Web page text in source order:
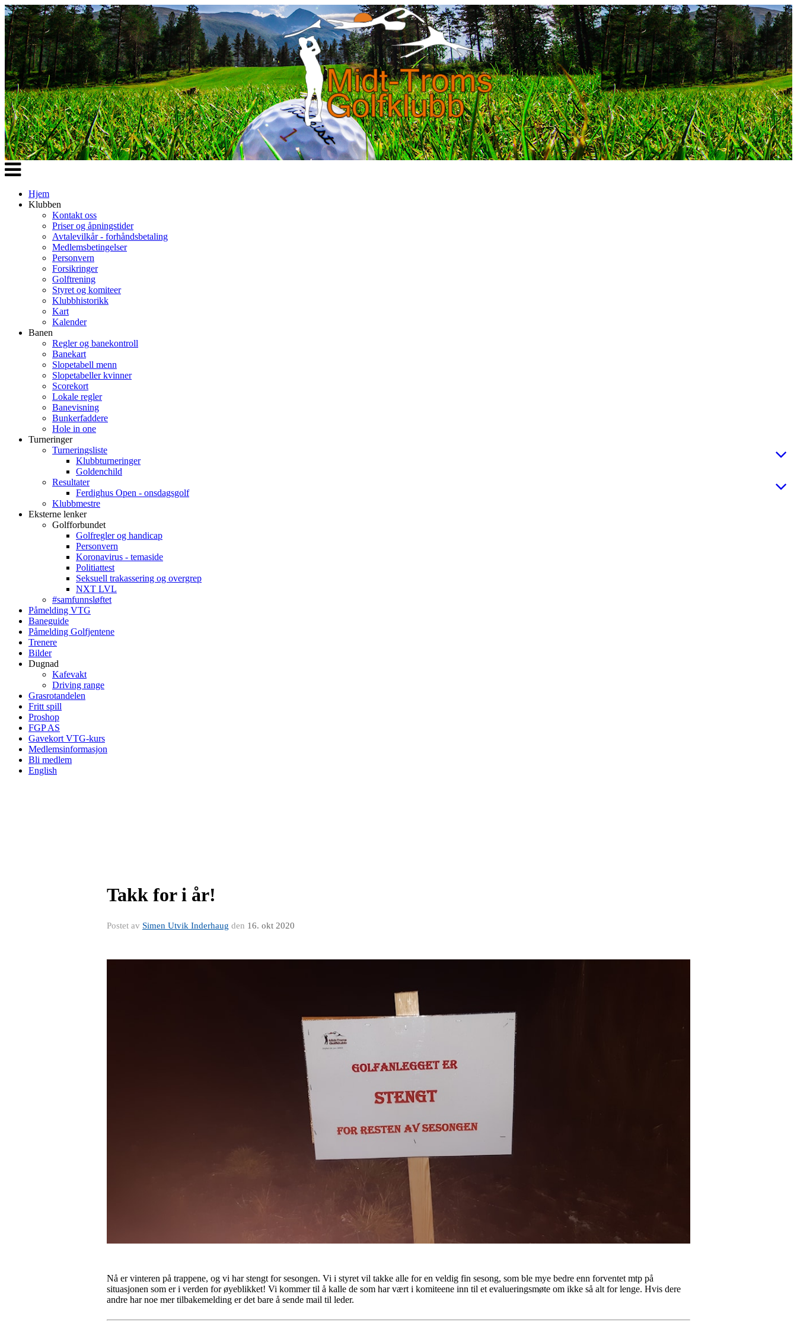
Veksle
navigasjon
Hjem
Klubben
Kontakt oss
Priser og åpningstider
Avtalevilkår - forhåndsbetaling
Medlemsbetingelser
Personvern
Forsikringer
Golftrening
Styret og komiteer
Klubbhistorikk
Kart
Kalender
Banen
Regler og banekontroll
Banekart
Slopetabell menn
Slopetabeller kvinner
Scorekort
Lokale regler
Banevisning
Bunkerfaddere
Hole in one
Turneringer
Turneringsliste
Klubbturneringer
Goldenchild
Resultater
Ferdighus Open - onsdagsgolf
Klubbmestre
Eksterne lenker
Golfforbundet
Golfregler og handicap
Personvern
Koronavirus - temaside
Politiattest
Seksuell trakassering og overgrep
NXT LVL
#samfunnsløftet
Påmelding VTG
Baneguide
Påmelding Golfjentene
Trenere
Bilder
Dugnad
Kafevakt
Driving range
Grasrotandelen
Fritt spill
Proshop
FGP AS
Gavekort VTG-kurs
Medlemsinformasjon
Bli medlem
English
Takk for i år!
Postet av Simen Utvik Inderhaug den 16. okt 2020
Nå er vinteren på trappene, og vi har stengt for sesongen. Vi i styret vil takke alle for en veldig fin sesong, som ble mye bedre enn forventet mtp på
situasjonen som er i verden for øyeblikket! Vi kommer til å kalle de som har vært i komiteene inn til et evalueringsmøte om ikke så alt for lenge. Hvis dere
andre har noe mer tilbakemelding er det bare å sende mail til leder.